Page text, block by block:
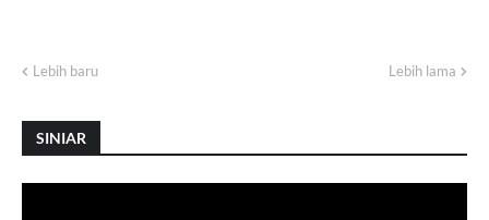
Lebih baru Lebih lama
SINIAR